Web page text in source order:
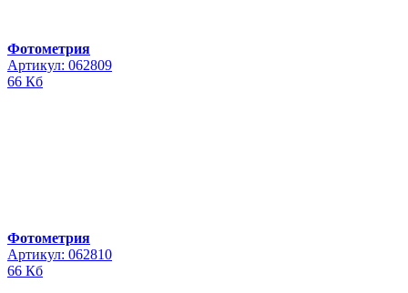
Фотометрия
Артикул: 062809
66 Кб
Фотометрия
Артикул: 062810
66 Кб